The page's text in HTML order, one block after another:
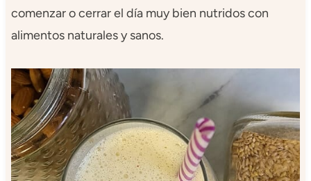
comenzar o cerrar el día muy bien nutridos con
alimentos naturales y sanos.